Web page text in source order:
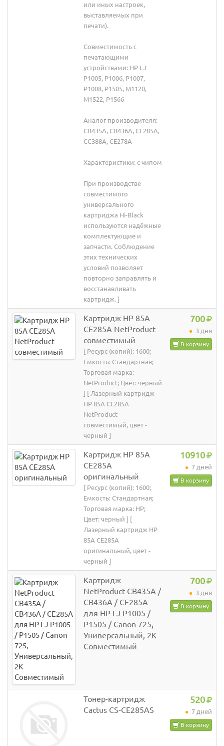
или иных настроек,
выставляемых при
печати).
Совместимость с
печатающими
устройствами: HP LJ
P1005, P1006, P1007,
P1008, P1505, M1120,
M1522, P1566
Аналог производителя:
CB435A, CB436A, CE285A,
CC388A, CE278A
Характеристики: с чипом
При производстве
совместимого
универсального
картриджа Hi-Black
используются надёжные
комплектующие и
запчасти. Соблюдение
этих технических
условий позволяет
повторно заправлять и
восстанавливать
картридж. ]
Картридж HP 85A
CE285A NetProduct
совместимый
[ Ресурс (копий): 1600;
Емкость: Стандартная;
Торговая марка:
NetProduct; Цвет: черный
] [ Лазерный картридж
HP 85A CE285A
NetProduct
совместимый, цвет -
черный ]
700
3 дня
В корзину
Картридж HP 85A
CE285A
оригинальный
[ Ресурс (копий): 1600;
Емкость: Стандартная;
Торговая марка: HP;
Цвет: черный ] [
Лазерный картридж HP
85A CE285A
оригинальный, цвет -
черный ]
10910
7 дней
В корзину
Картридж
NetProduct CB435A /
CB436A / CE285A
для HP LJ P1005 /
P1505 / Canon 725,
Универсальный, 2K
Совместимый
700
3 дня
В корзину
Тонер-картридж
Cactus CS-CE285AS
520
7 дней
В корзину